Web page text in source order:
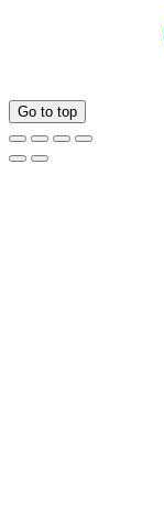
Go to top